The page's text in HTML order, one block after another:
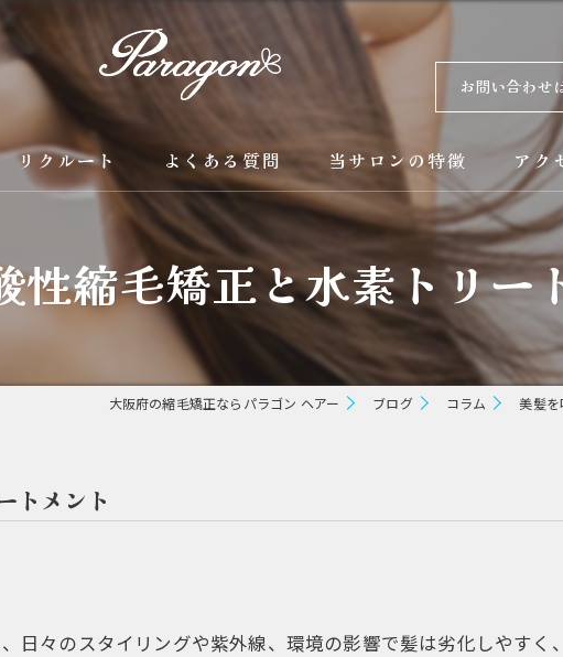
お問い合わせ
リクルート よくある質問 当サロンの特徴
京都の縮毛矯正
カラー
トリートメント
ブリーチ縮毛矯正
アク
性縮毛矯正と水素トリー
大阪府の縮毛矯正ならパラゴン ヘアー ブログ コラム 美髪
トメント
日々のスタイリングや紫外線、環境の影響で髪は劣化しやすく